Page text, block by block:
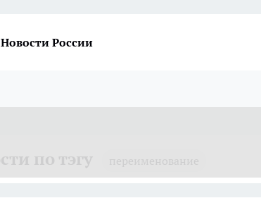
Новости России